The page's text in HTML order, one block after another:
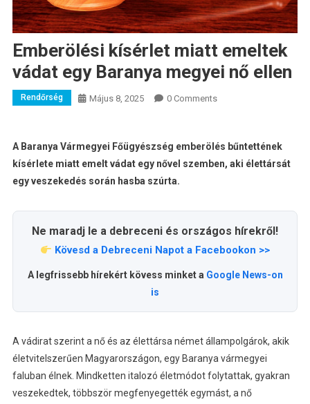
Emberölési kísérlet miatt emeltek
vádat egy Baranya megyei nő ellen
Rendőrség Május 8, 2025 0 Comments
A Baranya Vármegyei Főügyészség emberölés bűntettének
kísérlete miatt emelt vádat egy nővel szemben, aki élettársát
egy veszekedés során hasba szúrta.
Ne maradj le a debreceni és országos hírekről!
Kövesd a Debreceni Napot a Facebookon >>
A legfrissebb hírekért kövess minket a Google News-on
is
A vádirat szerint a nő és az élettársa német állampolgárok, akik
életvitelszerűen Magyarországon, egy Baranya vármegyei
faluban élnek. Mindketten italozó életmódot folytattak, gyakran
veszekedtek, többször megfenyegették egymást, a nő